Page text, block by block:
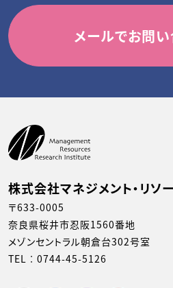
メールでお問
株式会社マネジメント・リソ
〒633-0005
奈良県桜井市忍阪1560番地
メゾンセントラル朝倉台302号室
TEL︰ 0744-45-5126